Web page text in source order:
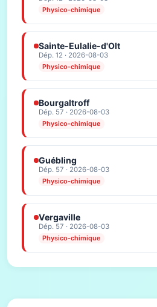
Physico-chimique
Sainte-Eulalie-d'Olt
Dép. 12 · 2026-08-03
Physico-chimique
Bourgaltroff
Dép. 57 · 2026-08-03
Physico-chimique
Guébling
Dép. 57 · 2026-08-03
Physico-chimique
Vergaville
Dép. 57 · 2026-08-03
Physico-chimique